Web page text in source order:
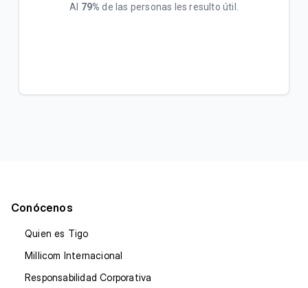
Al 79% de las personas les resulto útil.
Conócenos
Quien es Tigo
Millicom Internacional
Responsabilidad Corporativa